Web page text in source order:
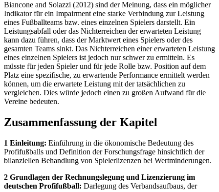
Biancone and Solazzi (2012) sind der Meinung, dass ein möglicher
Indikator für ein Impairment eine starke Verbindung zur Leistung
eines Fußballteams bzw. eines einzelnen Spielers darstellt. Ein
Leistungsabfall oder das Nichterreichen der erwarteten Leistung
kann dazu führen, dass der Marktwert eines Spielers oder des
gesamten Teams sinkt. Das Nichterreichen einer erwarteten Leistung
eines einzelnen Spielers ist jedoch nur schwer zu ermitteln. Es
müsste für jeden Spieler und für jede Rolle bzw. Position auf dem
Platz eine spezifische, zu erwartende Performance ermittelt werden
können, um die erwartete Leistung mit der tatsächlichen zu
vergleichen. Dies würde jedoch einen zu großen Aufwand für die
Vereine bedeuten.
Zusammenfassung der Kapitel
1 Einleitung: Einführung in die ökonomische Bedeutung des
Profifußballs und Definition der Forschungsfrage hinsichtlich der
bilanziellen Behandlung von Spielerlizenzen bei Wertminderungen.
2 Grundlagen der Rechnungslegung und Lizenzierung im
deutschen Profifußball: Darlegung des Verbandsaufbaus, der